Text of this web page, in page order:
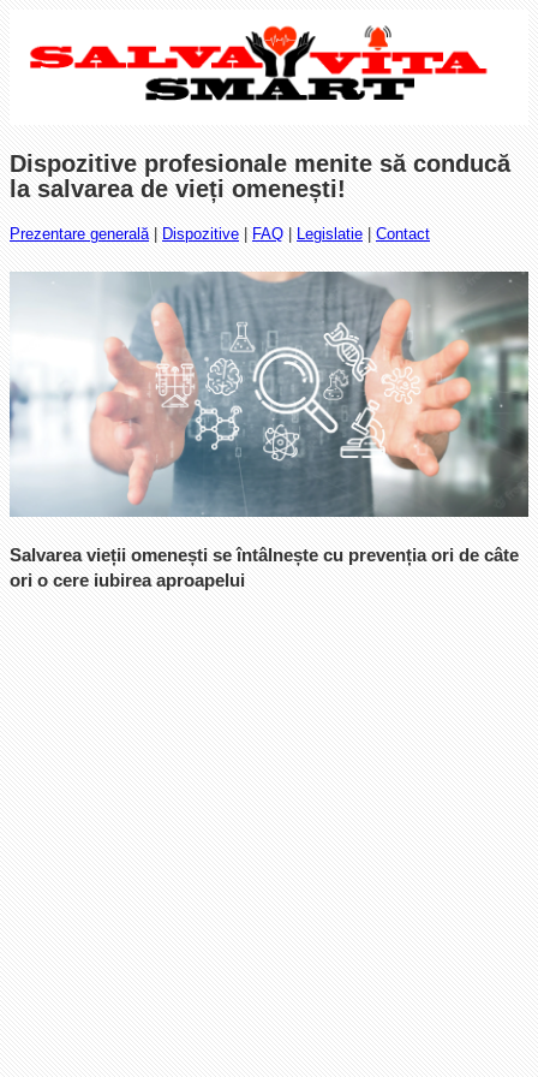
Dispozitive profesionale menite să conducă
la salvarea de vieți omenești!
Prezentare generală| Dispozitive FAQ Legislatie Contact
Salvarea vieții omenești se întâlnește cu prevenția ori de câte
ori o cere iubirea aproapelui